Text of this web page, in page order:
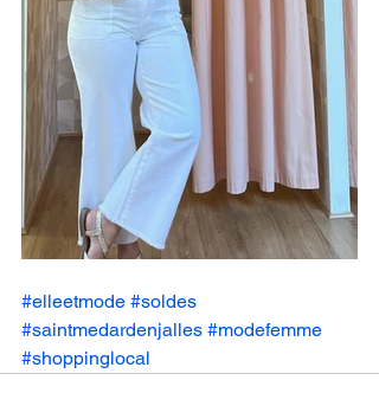
#elleetmode #soldes
#saintmedardenjalles #modefemme
#shoppinglocal